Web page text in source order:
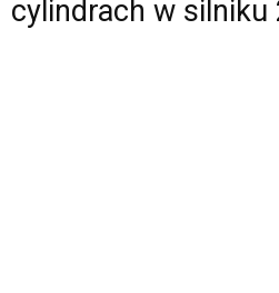
cylindrach w silniku